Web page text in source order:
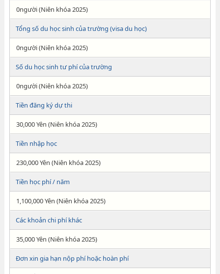
0người (Niên khóa 2025)
Tổng số du học sinh của trường (visa du học)
0người (Niên khóa 2025)
Số du học sinh tư phí của trường
0người (Niên khóa 2025)
Tiền đăng ký dự thi
30,000 Yên (Niên khóa 2025)
Tiền nhập học
230,000 Yên (Niên khóa 2025)
Tiền học phí / năm
1,100,000 Yên (Niên khóa 2025)
Các khoản chi phí khác
35,000 Yên (Niên khóa 2025)
Đơn xin gia hạn nộp phí hoặc hoàn phí